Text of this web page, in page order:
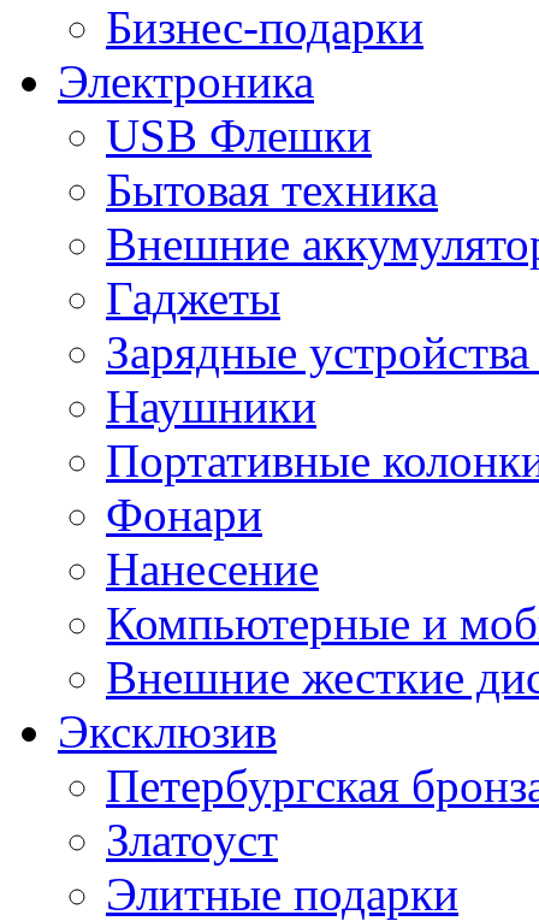
Бизнес-подарки
Электроника
USB Флешки
Бытовая техника
Внешние
Гаджеты
Зарядные
Наушники
Портативные
Фонари
Нанесение
Компьютерные и
Внешние жесткие
Эксклюзив
Петербургская
Златоуст
Элитные подарки